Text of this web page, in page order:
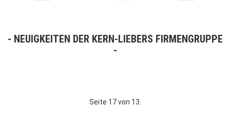
NEUIGKEITEN DER KERN-LIEBERS FIRMENGRUPPE
Seite 17 von 13.